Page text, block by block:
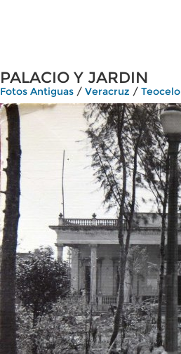
PALACIO Y JARDIN
Fotos Antiguas / Veracruz / Teocelo